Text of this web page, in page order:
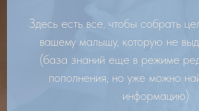
Здесь есть все, чтобы собрать
вашему малышу, которую не
(база знаний еще в режиме
пополнения, но уже можно
информацию)